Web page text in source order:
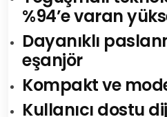
%94’e varan
Dayanıklı
eşanjör
Kompakt ve
Kullanıcı dostu